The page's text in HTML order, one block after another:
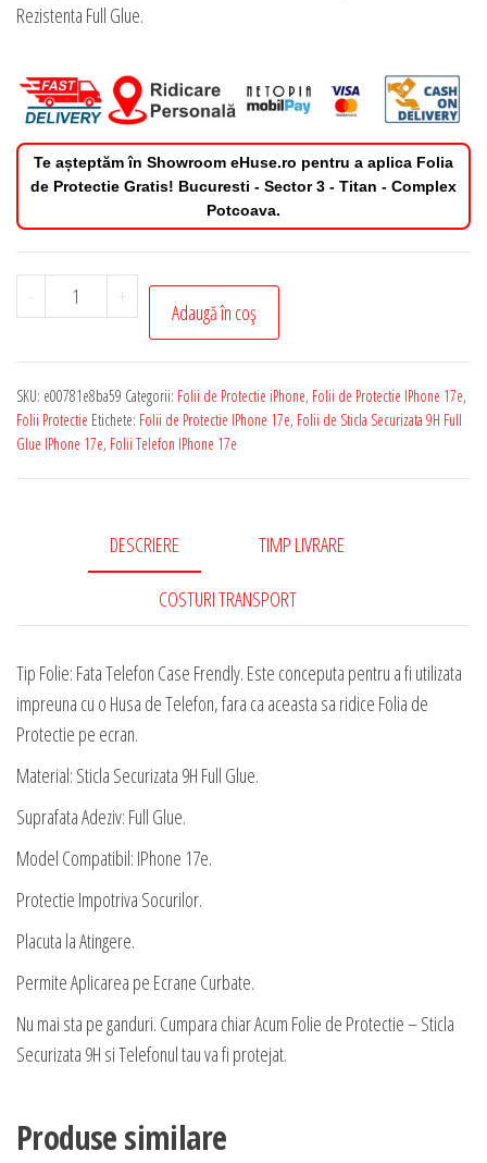
Rezistenta Full Glue.
Te așteptăm în Showroom eHuse.ro pentru a aplica Folia
de Protectie Gratis! Bucuresti - Sector 3 - Titan - Complex
Potcoava.
-
Cantitate
Folie
IPhone
17e
+
Adaugă în coș
SKU: e00781e8ba59 Categorii: Folii de Protectie iPhone, Folii de Protectie IPhone 17e,
Folii Protectie Etichete: Folii de Protectie IPhone 17e, Folii de Sticla Securizata 9H Full
Glue IPhone 17e, Folii Telefon IPhone 17e
DESCRIERE TIMP LIVRARE
COSTURI TRANSPORT
Tip Folie: Fata Telefon Case Frendly. Este conceputa pentru a fi utilizata
impreuna cu o Husa de Telefon, fara ca aceasta sa ridice Folia de
Protectie pe ecran.
Material: Sticla Securizata 9H Full Glue.
Suprafata Adeziv: Full Glue.
Model Compatibil: IPhone 17e.
Protectie Impotriva Socurilor.
Placuta la Atingere.
Permite Aplicarea pe Ecrane Curbate.
Nu mai sta pe ganduri. Cumpara chiar Acum Folie de Protectie – Sticla
Securizata 9H si Telefonul tau va fi protejat.
Produse similare